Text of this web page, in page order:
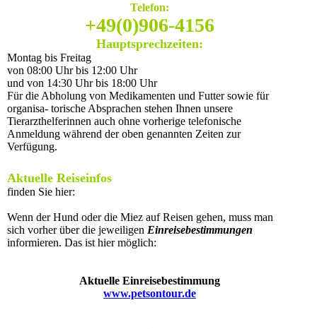
Telefon:
+49(0)906-4156
Hauptsprechzeiten:
Montag bis Freitag
von 08:00 Uhr bis 12:00 Uhr
und von 14:30 Uhr bis 18:00 Uhr
Für die Abholung von Medikamenten und Futter sowie für
organisa- torische Absprachen stehen Ihnen unsere
Tierarzthelferinnen auch ohne vorherige telefonische
Anmeldung während der oben genannten Zeiten zur
Verfügung.
Aktuelle Reiseinfos
finden Sie hier:
Wenn der Hund oder die Miez auf Reisen gehen, muss man
sich vorher über die jeweiligen Einreisebestimmungen
informieren. Das ist hier möglich:
Aktuelle Einreisebestimmung
www.petsontour.de